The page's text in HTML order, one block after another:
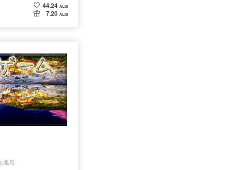
44.24 ALIS
7.20 ALIS
風呂